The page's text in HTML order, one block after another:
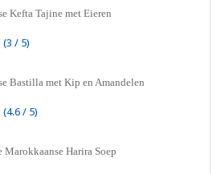
Kefta Tajine met Eieren
(3 / 5)
Bastilla met Kip en Amandelen
(4.6 / 5)
Harira Soep